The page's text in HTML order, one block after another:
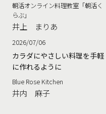
朝活オンライン料理教室「朝活く
らぶ」
井上 まりあ
2026/07/06
カラダにやさしい料理を手軽
に作れるように
Blue Rose Kitchen
井内 麻子